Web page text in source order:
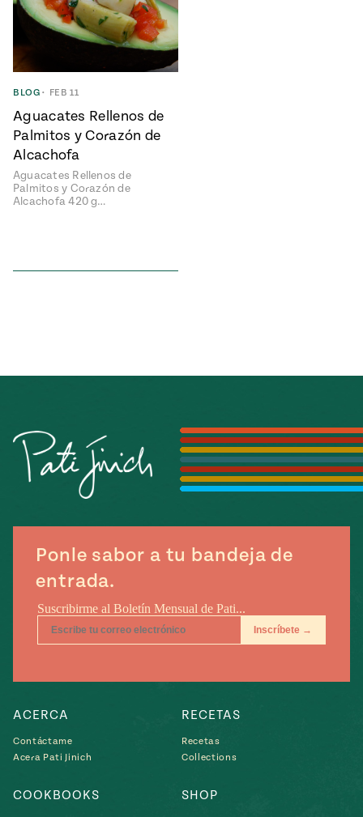
BLOG • FEB 11
Aguacates Rellenos de
Palmitos y Corazón de
Alcachofa
Aguacates Rellenos de
Palmitos y Corazón de
Alcachofa 420 g…
Ponle sabor a tu bandeja de
entrada.
ACERCA
Contáctame
Acera Pati Jinich
RECETAS
Recetas
Collections
COOKBOOKS SHOP